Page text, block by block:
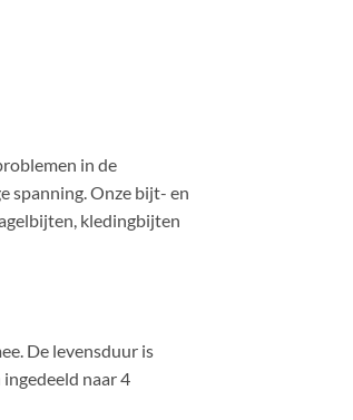
in de
spanning. Onze bijt- en
kledingbijten
De levensduur is
naar 4